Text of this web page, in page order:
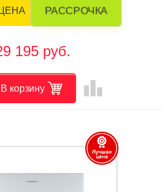
РАССРОЧКА
195 руб.
В корзину leaderboard